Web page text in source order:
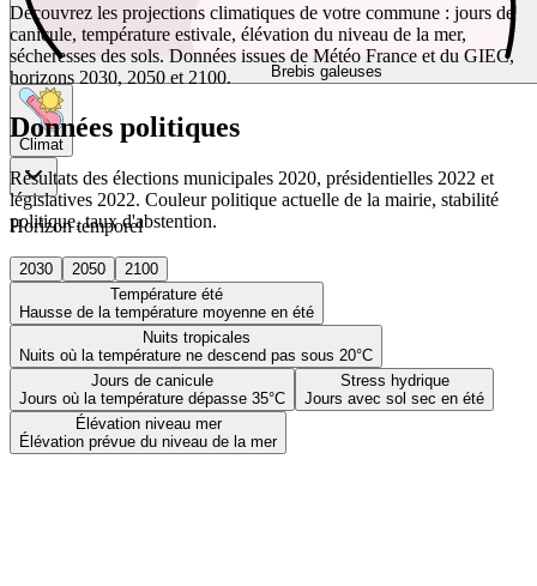
Brebis galeuses
Climat
Horizon temporel
2030 2050
2100
Température été
Hausse de la température moyenne en été
Nuits tropicales
Nuits où la température ne descend pas sous 20°C
Jours de canicule
Jours où la température dépasse 35°C
Stress hydrique
Jours avec sol sec en été
Élévation niveau mer
Élévation prévue du niveau de la mer
Découvrez les projections climatiques de votre commune : jours de
canicule, température estivale, élévation du niveau de la mer,
sécheresses des sols. Données issues de Météo France et du GIEC,
horizons 2030, 2050 et 2100.
Données politiques
Résultats des élections municipales 2020, présidentielles 2022 et
législatives 2022. Couleur politique actuelle de la mairie, stabilité
politique, taux d'abstention.